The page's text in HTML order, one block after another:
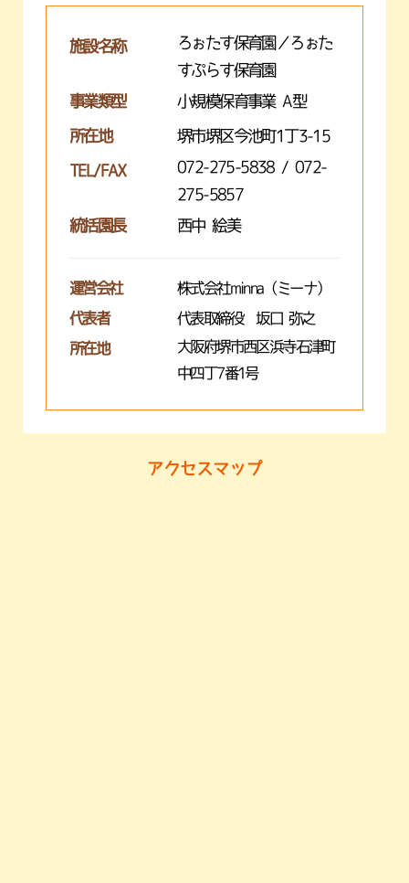
施設名称
ろぉたす保育園／ろぉた
すぷらす保育園
事業類型
小規模保育事業 A型
所在地 堺市堺区今池町1丁3-15
TEL/FAX
072-275-5838 / 072-
275-5857
統括園長
西中 絵美
運営会社 株式会社minna（ミーナ）
代表者 代表取締役 坂口 弥之
所在地
大阪府堺市西区浜寺石津町
中四丁7番1号
アクセスマップ